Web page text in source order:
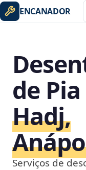
ENCANADOR
de
Hadj,
Serviços de